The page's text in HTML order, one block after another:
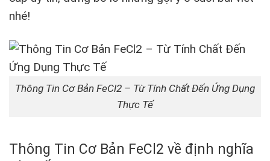
nhé!
Thông Tin Cơ Bản FeCl2 – Từ Tính Chất Đến Ứng Dụng
Thực Tế
Thông Tin Cơ Bản FeCl2 về định nghĩa